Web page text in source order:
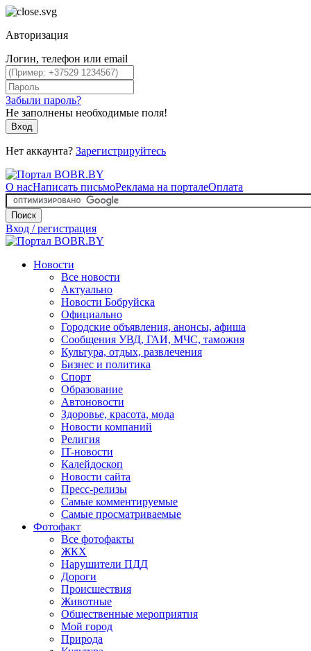
Авторизация
Логин, телефон или email
Забыли пароль?
Не заполнены необходимые поля!
Вход
Нет аккаунта? Зарегистрируйтесь
О насНаписать письмоРеклама на порталеОплата
Поиск
Вход / регистрация
Новости
Все новости
Актуально
Новости Бобруйска
Официально
Городские объявления, анонсы, афиша
Сообщения УВД, ГАИ, МЧС, таможня
Культура, отдых, развлечения
Бизнес и политика
Спорт
Образование
Автоновости
Здоровье, красота, мода
Новости компаний
Религия
IT-новости
Калейдоскоп
Новости сайта
Пресс-релизы
Самые комментируемые
Самые просматриваемые
Фотофакт
Все фотофакты
ЖКХ
Нарушители ПДД
Дороги
Происшествия
Животные
Общественные мероприятия
Мой город
Природа